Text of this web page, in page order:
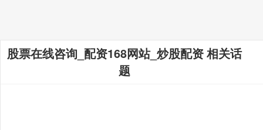
股票在线咨询_配资168网站_炒股配资 相关话
题